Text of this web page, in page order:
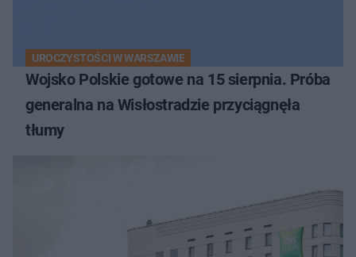
UROCZYSTOŚCI W WARSZAWIE
Wojsko Polskie gotowe na 15 sierpnia. Próba
generalna na Wisłostradzie przyciągnęła
tłumy